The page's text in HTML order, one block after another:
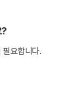
필요합니다.